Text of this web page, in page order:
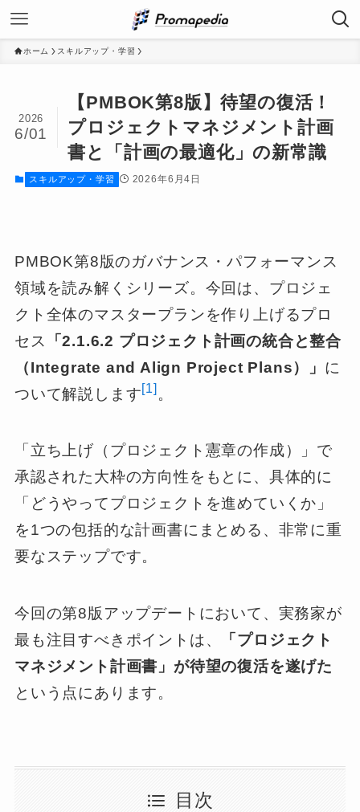
ホーム スキルアップ・学習
【PMBOK第8版】待望の復活！
プロジェクトマネジメント計画
書と「計画の最適化」の新常識
2026
6/01
スキルアップ・学習 2026年6月4日
PMBOK第8版のガバナンス・パフォーマンス
領域を読み解くシリーズ。今回は、プロジェ
クト全体のマスタープランを作り上げるプロ
セス
「2.1.6.2 プロジェクト計画の統合と整合
（Integrate and Align Project Plans）」 に
ついて解説します[1] 。
「立ち上げ（プロジェクト憲章の作成）」で
承認された大枠の方向性をもとに、具体的に
「どうやってプロジェクトを進めていくか」
を1つの包括的な計画書にまとめる、非常に重
要なステップです。
今回の第8版アップデートにおいて、実務家が
最も注目すべきポイントは、
「プロジェクト
マネジメント計画書」が待望の復活を遂げた
という点にあります。
目次